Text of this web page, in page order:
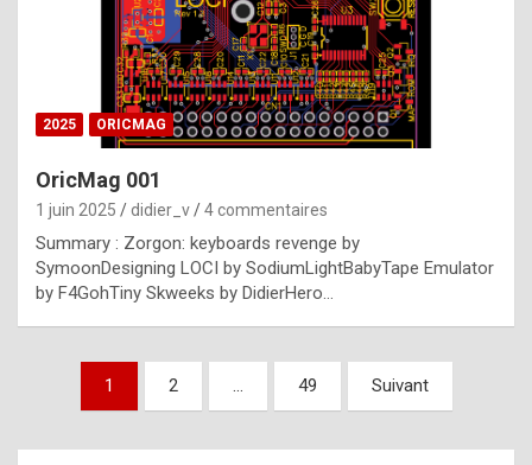
p
h
o
n
y
l
e
x
a
2025 ORICMAG
OricMag 001
1 juin 2025 didier_v 4 commentaires
Summary : Zorgon: keyboards revenge by
SymoonDesigning LOCI by SodiumLightBabyTape Emulator
by F4GohTiny Skweeks by DidierHero…
Pagination
publications
1 2 … 49 Suivant